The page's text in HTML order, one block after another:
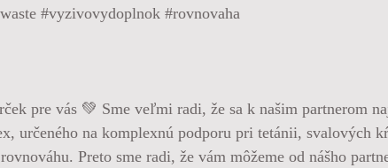
pre vás 💚 Sme veľmi radi, že sa k našim partnerom
určeného na komplexnú podporu pri tetánii, svalových
Preto sme radi, že vám môžeme od nášho